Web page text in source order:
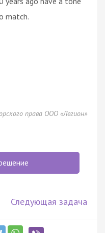
match.
права ООО «Легион»
Следующая задача